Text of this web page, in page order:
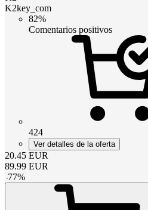
K2key_com
82%
Comentarios positivos
424
Ver detalles de la oferta
20.45 EUR
89.99 EUR
-77%